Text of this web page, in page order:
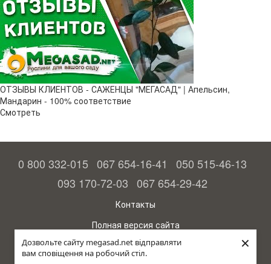
Дозвольте сайту megasad.net відправляти
вам сповіщення на робочий стіл.
×
ОТЗЫВЫ КЛИЕНТОВ - САЖЕНЦЫ "МЕГАСАД" | Апельсин,
Мандарин - 100% соответствие
Смотреть
0 800 332-015 067 654-16-41
050 515-46-13
093 170-72-03 067 654-29-42
Контакты
Полная версия сайта
© 2015—2026
Megasad - гарантия высокого урожая